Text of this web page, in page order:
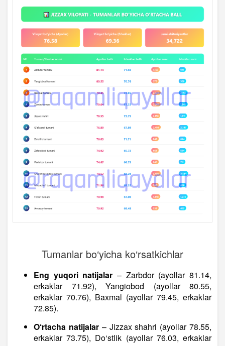
Tumanlar bo‘yicha ko‘rsatkichlar
Eng yuqori natijalar – Zarbdor (ayollar 81.14,
erkaklar 71.92), Yangiobod (ayollar 80.55,
erkaklar 70.76), Baxmal (ayollar 79.45, erkaklar
72.85).
O‘rtacha natijalar– Jizzax shahri (ayollar 78.55,
erkaklar 73.75), Do‘stlik (ayollar 76.03, erkaklar